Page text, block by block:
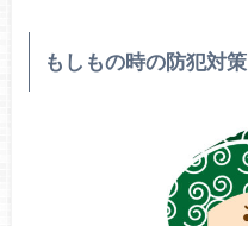
もしもの時の防犯対策